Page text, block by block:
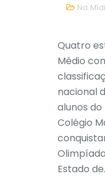
Na
Quatro
Médio
nacional
alunos do
Colégio
Estado